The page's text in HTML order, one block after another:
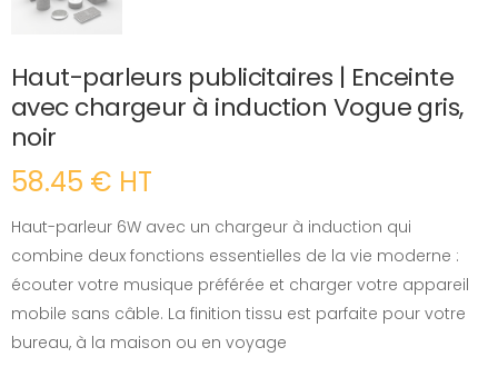
Haut-parleurs publicitaires | Enceinte
avec chargeur à induction Vogue gris,
noir
58.45 € HT
Haut-parleur 6W avec un chargeur à induction qui
combine deux fonctions essentielles de la vie moderne :
écouter votre musique préférée et charger votre appareil
mobile sans câble. La finition tissu est parfaite pour votre
bureau, à la maison ou en voyage